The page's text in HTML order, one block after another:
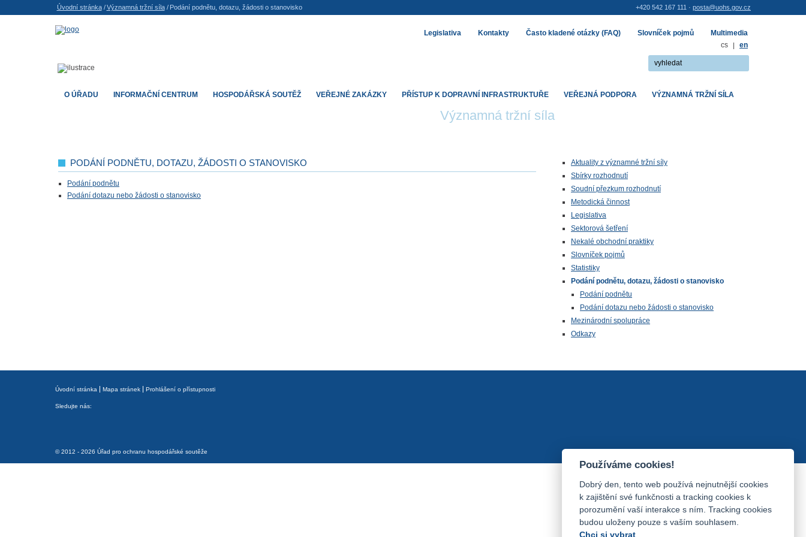
Významná tržní síla
PODÁNÍ PODNĚTU, DOTAZU, ŽÁDOSTI O STANOVISKO
Podání podnětu
Podání dotazu nebo žádosti o stanovisko
Aktuality z významné tržní síly
Sbírky rozhodnutí
Soudní přezkum rozhodnutí
Metodická činnost
Legislativa
Sektorová šetření
Nekalé obchodní praktiky
Slovníček pojmů
Statistiky
Podání podnětu, dotazu, žádosti o stanovisko
Podání podnětu
Podání dotazu nebo žádosti o stanovisko
Mezinárodní spolupráce
Odkazy
O ÚŘADU INFORMAČNÍ CENTRUM HOSPODÁŘSKÁ SOUTĚŽ VEŘEJNÉ ZAKÁZKY PŘÍSTUP K DOPRAVNÍ INFRASTRUKTUŘE VEŘEJNÁ PODPORA VÝZNAMNÁ TRŽNÍ SÍLA
Legislativa Kontakty Často kladené otázky (FAQ) Slovníček pojmů
Multimedia
cs
| en
Úvodní stránka/ Významná tržní síla/ Podání podnětu, dotazu, žádosti o stanovisko +420 542 167 111 · posta@uohs.gov.cz
Úvodní stránka Mapa stránek Prohlášení o přístupnosti
Sledujte nás:
© 2012 - 2026 Úřad pro ochranu hospodářské soutěže
Používáme cookies!
Dobrý den, tento web používá nejnutnější cookies
k zajištění své funkčnosti a tracking cookies k
porozumění vaší interakce s ním. Tracking cookies
budou uloženy pouze s vaším souhlasem.
Chci si vybrat